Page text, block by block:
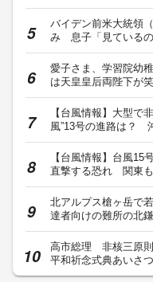
バイデン前米大統領
み 息子「見ている
愛子さま、学習院幼
は天皇皇后両陛下が
【台風情報】大型で
風”13号の進路は？
【台風情報】台風15
直撃する恐れ 関東
北アルプス槍ヶ岳で
達者向けの難所の北
高市総理 非核三原
平和祈念式典あいさ